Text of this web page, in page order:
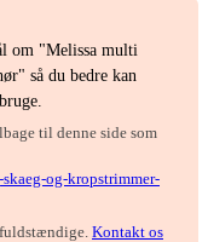
om "Melissa multi
så du bedre kan
til denne side som
og-kropstrimmer-
Kontakt os